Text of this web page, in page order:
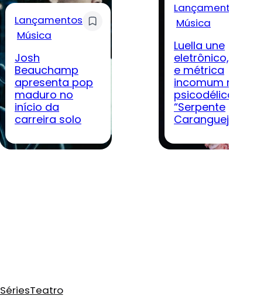
Lançamentos
Música
Josh
Beauchamp
apresenta pop
maduro no
início da
carreira solo
Lançamentos
Música
Luella une
eletrônico, rock
e métrica
incomum na
psicodélica
“Serpente
Caranguejo”
SériesTeatro